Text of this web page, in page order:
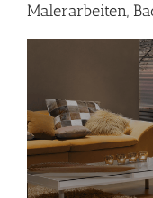
Malerarbeiten,